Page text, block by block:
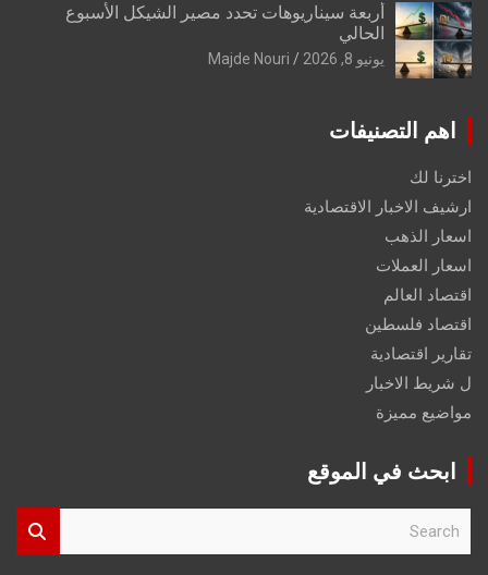
أربعة سيناريوهات تحدد مصير الشيكل الأسبوع
الحالي
يونيو 8, 2026 Majde Nouri
اهم التصنيفات
اخترنا لك
ارشيف الاخبار الاقتصادية
اسعار الذهب
اسعار العملات
اقتصاد العالم
اقتصاد فلسطين
تقارير اقتصادية
ل شريط الاخبار
مواضيع مميزة
ابحث في الموقع